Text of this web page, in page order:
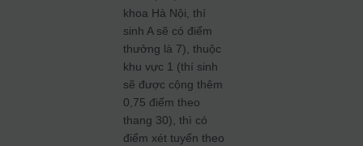
khoa Hà Nội, thí
sinh A sẽ có điểm
thưởng là 7), thuộc
khu vực 1 (thí sinh
sẽ được cộng thêm
0,75 điểm theo
thang 30), thì có
điểm xét tuyển theo